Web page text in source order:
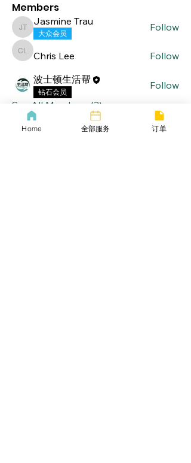
Members
Jasmine Trau
Jasmine Trau
大众会员
Follow
Chris Lee
Chris Lee
Follow
波士顿生活帮
钻石会员
Follow
See All Members (3)
Home 全部服务 订单